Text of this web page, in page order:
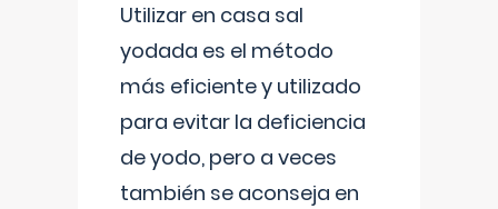
Utilizar en casa sal
yodada es el método
más eficiente y utilizado
para evitar la deficiencia
de yodo, pero a veces
también se aconseja en